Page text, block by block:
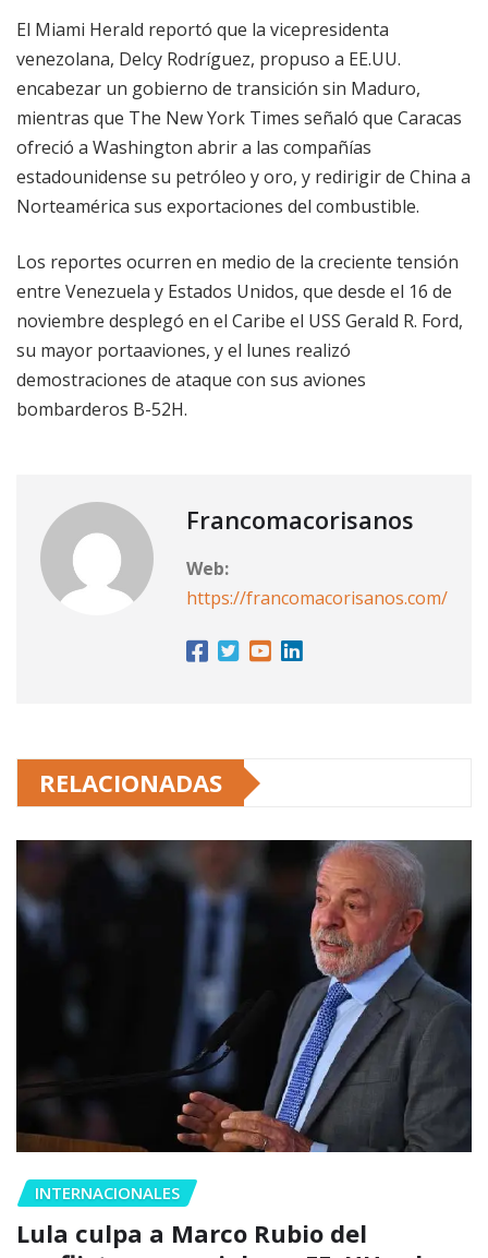
El Miami Herald reportó que la vicepresidenta
venezolana, Delcy Rodríguez, propuso a EE.UU.
encabezar un gobierno de transición sin Maduro,
mientras que The New York Times señaló que Caracas
ofreció a Washington abrir a las compañías
estadounidense su petróleo y oro, y redirigir de China a
Norteamérica sus exportaciones del combustible.
Los reportes ocurren en medio de la creciente tensión
entre Venezuela y Estados Unidos, que desde el 16 de
noviembre desplegó en el Caribe el USS Gerald R. Ford,
su mayor portaaviones, y el lunes realizó
demostraciones de ataque con sus aviones
bombarderos B-52H.
Francomacorisanos
Web:
https://francomacorisanos.com/
RELACIONADAS
INTERNACIONALES
Lula culpa a Marco Rubio del